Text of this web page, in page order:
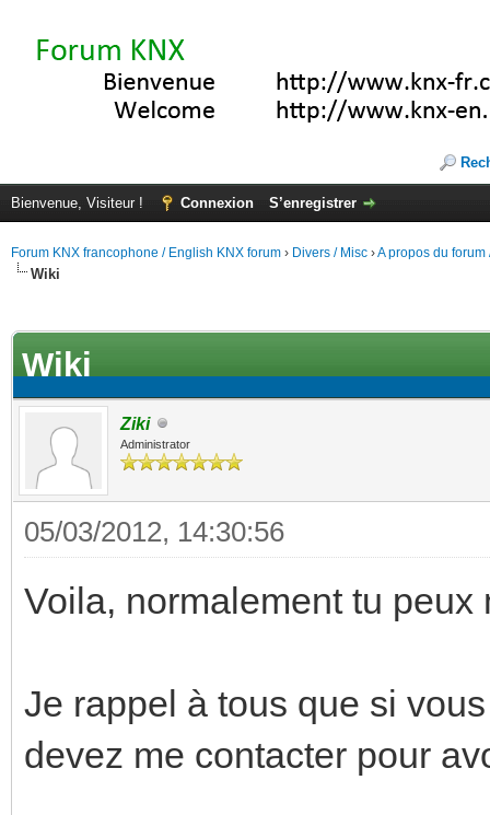
Bienvenue, Visiteur ! Connexion S’enregistrer
Forum KNX francophone / English KNX forum › Divers / Misc ›A propos du forum
Wiki
Wiki
Ziki
Administrator
05/03/2012, 14:30:56
Voila, normalement tu peux
Je rappel à tous que si
devez me contacter pour